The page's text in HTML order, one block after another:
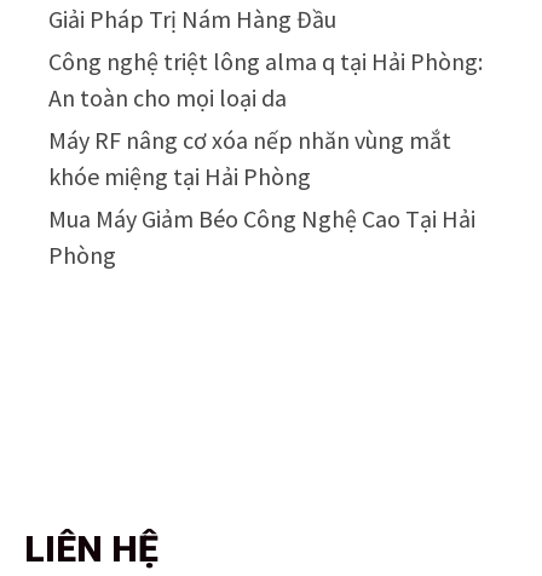
Giải Pháp Trị Nám Hàng Đầu
Công nghệ triệt lông alma q tại Hải Phòng:
An toàn cho mọi loại da
Máy RF nâng cơ xóa nếp nhăn vùng mắt
khóe miệng tại Hải Phòng
Mua Máy Giảm Béo Công Nghệ Cao Tại Hải
Phòng
LIÊN HỆ